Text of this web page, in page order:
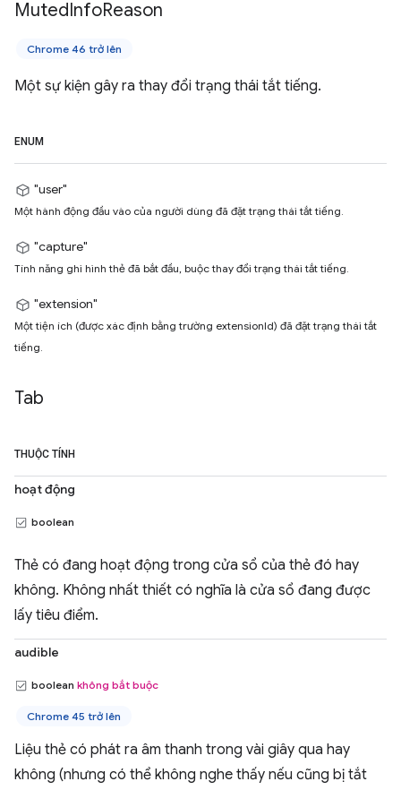
MutedInfoReason
Chrome 46 trở lên
Một sự kiện gây ra thay đổi trạng thái tắt tiếng.
ENUM
"user"
Một hành động đầu vào của người dùng đã đặt trạng thái tắt tiếng.
"capture"
Tính năng ghi hình thẻ đã bắt đầu, buộc thay đổi trạng thái tắt tiếng.
"extension"
Một tiện ích (được xác định bằng trường extensionId) đã đặt trạng thái tắt
tiếng.
Tab
THUỘC TÍNH
hoạt động
boolean
Thẻ có đang hoạt động trong cửa sổ của thẻ đó hay
không. Không nhất thiết có nghĩa là cửa sổ đang được
lấy tiêu điểm.
audible
boolean không bắt buộc
Chrome 45 trở lên
Liệu thẻ có phát ra âm thanh trong vài giây qua hay
không (nhưng có thể không nghe thấy nếu cũng bị tắt